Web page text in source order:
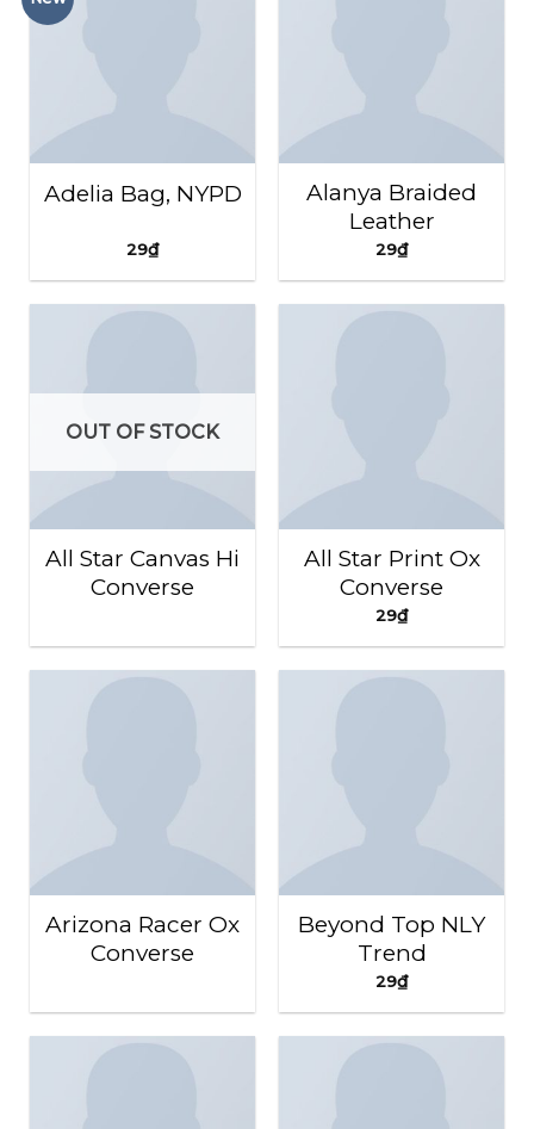
Adelia Bag, NYPD
29₫
Alanya Braided
Leather
29₫
OUT OF STOCK
All Star Canvas Hi
Converse
All Star Print Ox
Converse
29₫
Arizona Racer Ox
Converse
Beyond Top NLY
Trend
29₫